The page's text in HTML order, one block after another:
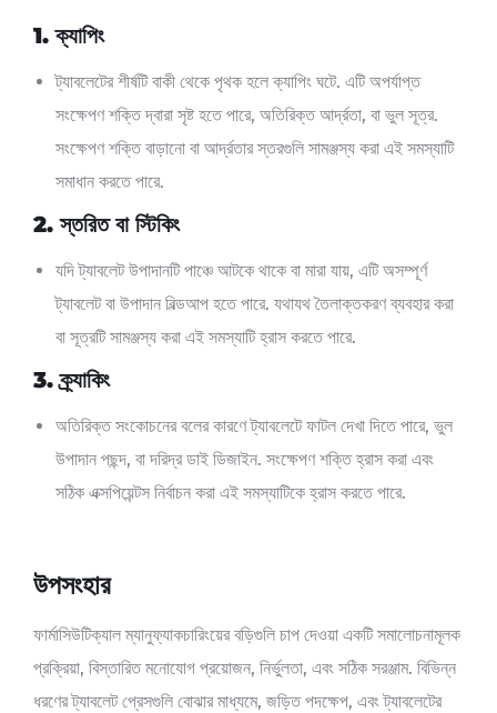
1. ক্যাপিং
ট্যাবলেটের শীর্ষটি বাকী থেকে পৃথক হলে ক্যাপিং ঘটে. এটি অপর্যাপ্ত
সংক্ষেপণ শক্তি দ্বারা সৃষ্ট হতে পারে, অতিরিক্ত আর্দ্রতা, বা ভুল সূত্র.
সংক্ষেপণ শক্তি বাড়ানো বা আর্দ্রতার স্তরগুলি সামঞ্জস্য করা এই সমস্যাটি
সমাধান করতে পারে.
2. স্তরিত বা স্টিকিং
যদি ট্যাবলেট উপাদানটি পাঞ্চে আটকে থাকে বা মারা যায়, এটি অসম্পূর্ণ
ট্যাবলেট বা উপাদান বিল্ডআপ হতে পারে. যথাযথ তৈলাক্তকরণ ব্যবহার করা
বা সূত্রটি সামঞ্জস্য করা এই সমস্যাটি হ্রাস করতে পারে.
3. ক্র্যাকিং
অতিরিক্ত সংকোচনের বলের কারণে ট্যাবলেটে ফাটল দেখা দিতে পারে, ভুল
উপাদান পছন্দ, বা দরিদ্র ডাই ডিজাইন. সংক্ষেপণ শক্তি হ্রাস করা এবং
সঠিক এক্সপিয়েন্টস নির্বাচন করা এই সমস্যাটিকে হ্রাস করতে পারে.
উপসংহার
ফার্মাসিউটিক্যাল ম্যানুফ্যাকচারিংয়ের বড়িগুলি চাপ দেওয়া একটি সমালোচনামূলক
প্রক্রিয়া, বিস্তারিত মনোযোগ প্রয়োজন, নির্ভুলতা, এবং সঠিক সরঞ্জাম. বিভিন্ন
ধরণের ট্যাবলেট প্রেসগুলি বোঝার মাধ্যমে, জড়িত পদক্ষেপ, এবং ট্যাবলেটের